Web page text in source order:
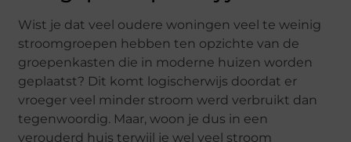
Wist je dat veel oudere woningen veel te weinig
stroomgroepen hebben ten opzichte van de
groepenkasten die in moderne huizen worden
geplaatst? Dit komt logischerwijs doordat er
vroeger veel minder stroom werd verbruikt dan
tegenwoordig. Maar, woon je dus in een
verouderd huis terwijl je wel veel stroom